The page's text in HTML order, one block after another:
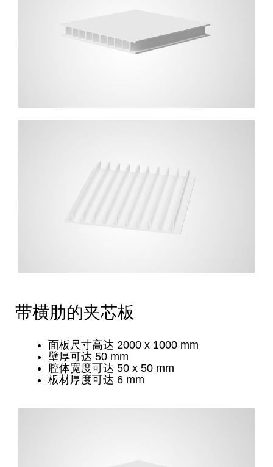
带横肋的夹芯板
面板尺寸高达 2000 x 1000 mm
壁厚可达 50 mm
腔体宽度可达 50 x 50 mm
板材厚度可达 6 mm